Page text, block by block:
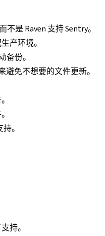
不是 Raven 支持 Sentry。
产环境。
备份。
避免不想要的文件更新。
。
持。